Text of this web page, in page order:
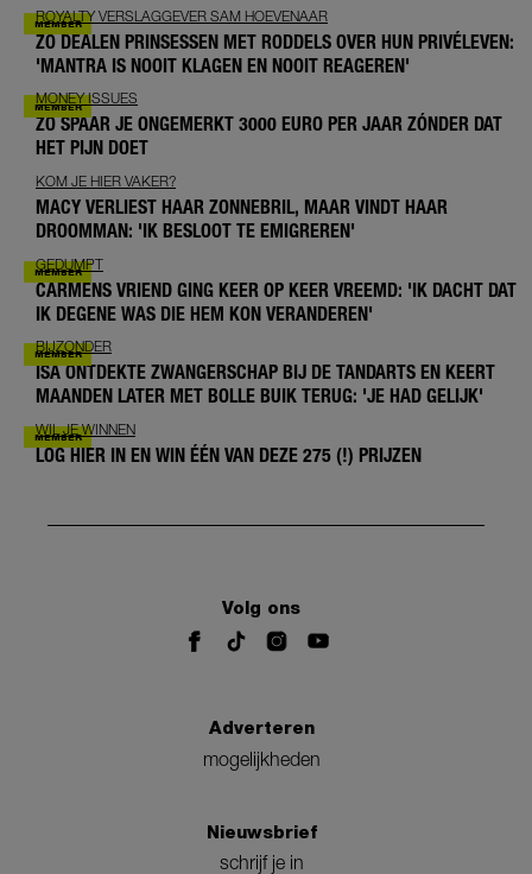
ROYALTY VERSLAGGEVER SAM HOEVENAAR
ZO DEALEN PRINSESSEN MET RODDELS OVER HUN PRIVÉLEVEN:
'MANTRA IS NOOIT KLAGEN EN NOOIT REAGEREN'
MONEY ISSUES
ZO SPAAR JE ONGEMERKT 3000 EURO PER JAAR ZÓNDER DAT
HET PIJN DOET
KOM JE HIER VAKER?
MACY VERLIEST HAAR ZONNEBRIL, MAAR VINDT HAAR
DROOMMAN: 'IK BESLOOT TE EMIGREREN'
GEDUMPT
CARMENS VRIEND GING KEER OP KEER VREEMD: 'IK DACHT DAT
IK DEGENE WAS DIE HEM KON VERANDEREN'
BIJZONDER
ISA ONTDEKTE ZWANGERSCHAP BIJ DE TANDARTS EN KEERT
MAANDEN LATER MET BOLLE BUIK TERUG: 'JE HAD GELIJK'
WIL JE WINNEN
LOG HIER IN EN WIN ÉÉN VAN DEZE 275 (!) PRIJZEN
Volg ons
Adverteren
mogelijkheden
Nieuwsbrief
schrijf je in